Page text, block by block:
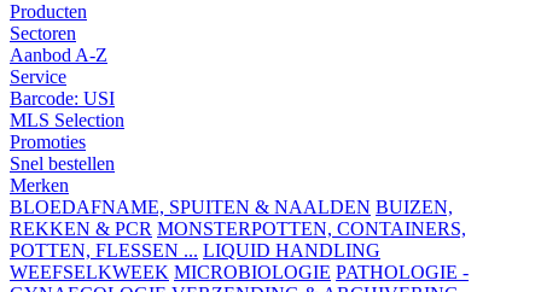
Producten
Sectoren
Aanbod A-Z
Service
Barcode: USI
MLS Selection
Promoties
Snel bestellen
Merken
BLOEDAFNAME, SPUITEN & NAALDEN BUIZEN,
REKKEN & PCR MONSTERPOTTEN, CONTAINERS,
POTTEN, FLESSEN ... LIQUID HANDLING
WEEFSELKWEEK MICROBIOLOGIE PATHOLOGIE -